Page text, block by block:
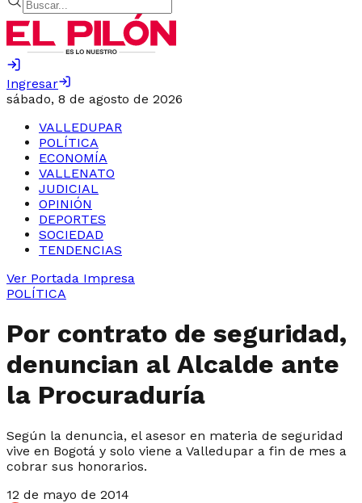
Ingresar
sábado, 8 de agosto de 2026
VALLEDUPAR
POLÍTICA
ECONOMÍA
VALLENATO
JUDICIAL
OPINIÓN
DEPORTES
SOCIEDAD
TENDENCIAS
Ver Portada Impresa
POLÍTICA
Por contrato de seguridad,
denuncian al Alcalde ante
la Procuraduría
Según la denuncia, el asesor en materia de seguridad
vive en Bogotá y solo viene a Valledupar a fin de mes a
cobrar sus honorarios.
12 de mayo de 2014